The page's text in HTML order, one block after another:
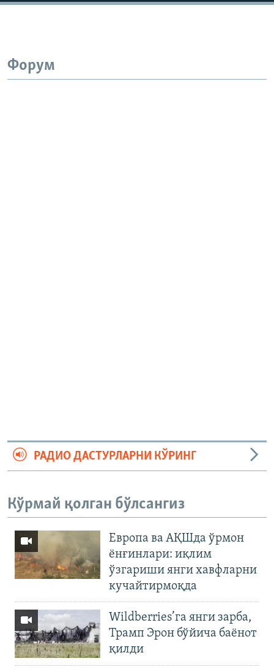
Форум
РАДИО ДАСТУРЛАРНИ КЎРИНГ
Кўрмай қолган бўлсангиз
Европа ва АҚШда ўрмон
ёнғинлари: иқлим
ўзгариши янги хавфларни
кучайтирмоқда
Wildberries’га янги зарба,
Трамп Эрон бўйича баёнот
қилди